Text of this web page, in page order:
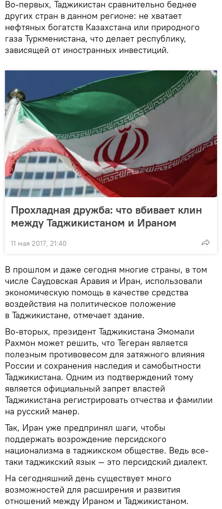
Во-первых, Таджикистан сравнительно беднее
других стран в данном регионе: не хватает
нефтяных богатств Казахстана или природного
газа Туркменистана, что делает республику,
зависящей от иностранных инвестиций.
Прохладная дружба: что вбивает клин
между Таджикистаном и Ираном
11 мая 2017, 21:40
В прошлом и даже сегодня многие страны, в том
числе Саудовская Аравия и Иран, использовали
экономическую помощь в качестве средства
воздействия на политическое положение
в Таджикистане, отмечает здание.
Во-вторых, президент Таджикистана Эмомали
Рахмон может решить, что Тегеран является
полезным противовесом для затяжного влияния
России и сохранения наследия и самобытности
Таджикистана. Одним из подтверждений тому
является официальный запрет властей
Таджикистана регистрировать отчества и фамилии
на русский манер.
Так, Иран уже предпринял шаги, чтобы
поддержать возрождение персидского
национализма в таджикском обществе. Ведь все-
таки таджикский язык — это персидский диалект.
На сегодняшний день существует много
возможностей для расширения и развития
отношений между Ираном и Таджикистаном.